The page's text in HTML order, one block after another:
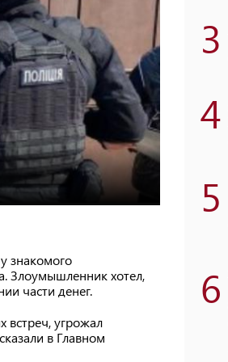
знакомого
Злоумышленник хотел,
части денег.
встреч, угрожал
в Главном
3
4
5
6